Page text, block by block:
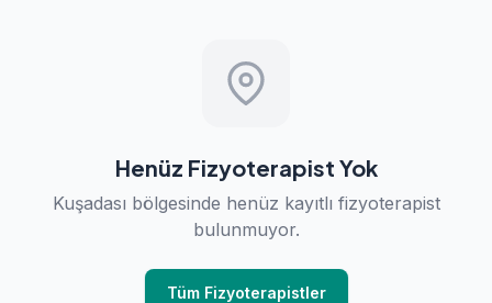
Henüz Fizyoterapist Yok
Kuşadası bölgesinde henüz kayıtlı fizyoterapist
bulunmuyor.
Tüm Fizyoterapistler